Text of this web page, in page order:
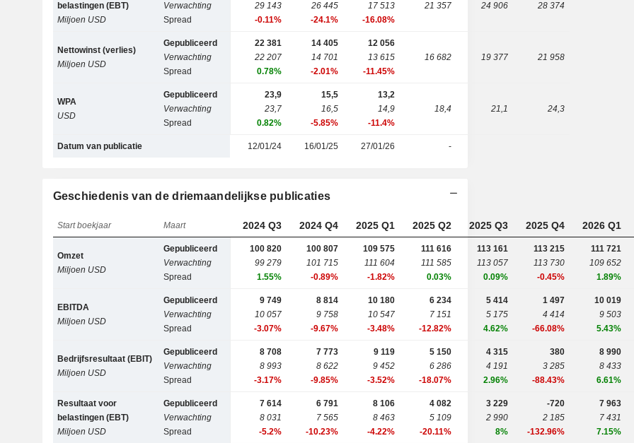
belastingen (EBT)
Miljoen USD
Verwachting
Spread
29 143
-0.11%
26 445
-24.1%
17 513
-16.08%
21 357 24 906 28 374
Nettowinst (verlies)
Miljoen USD
Gepubliceerd
Verwachting
Spread
22 381
22 207
0.78%
14 405
14 701
-2.01%
12 056
13 615
-11.45%
16 682 19 377 21 958
WPA
USD
Gepubliceerd
Verwachting
Spread
23,9
23,7
0.82%
15,5
16,5
-5.85%
13,2
14,9
-11.4%
18,4 21,1 24,3
Datum van publicatie 12/01/24 16/01/25 27/01/26 -
Geschiedenis van de driemaandelijkse publicaties
Start boekjaar Maart 2024 Q3 2024 Q4 2025 Q1 2025 Q2 2025 Q3 2025 Q4 2026 Q1
Omzet
Miljoen USD
Gepubliceerd
Verwachting
Spread
100 820
99 279
1.55%
100 807
101 715
-0.89%
109 575
111 604
-1.82%
111 616
111 585
0.03%
113 161
113 057
0.09%
113 215
113 730
-0.45%
111 721
109 652
1.89%
EBITDA
Miljoen USD
Gepubliceerd
Verwachting
Spread
9 749
10 057
-3.07%
8 814
9 758
-9.67%
10 180
10 547
-3.48%
6 234
7 151
-12.82%
5 414
5 175
4.62%
1 497
4 414
-66.08%
10 019
9 503
5.43%
Bedrijfsresultaat (EBIT)
Miljoen USD
Gepubliceerd
Verwachting
Spread
8 708
8 993
-3.17%
7 773
8 622
-9.85%
9 119
9 452
-3.52%
5 150
6 286
-18.07%
4 315
4 191
2.96%
380
3 285
-88.43%
8 990
8 433
6.61%
Resultaat voor
belastingen (EBT)
Miljoen USD
Gepubliceerd
Verwachting
Spread
7 614
8 031
-5.2%
6 791
7 565
-10.23%
8 106
8 463
-4.22%
4 082
5 109
-20.11%
3 229
2 990
8%
-720
2 185
-132.96%
7 963
7 431
7.15%